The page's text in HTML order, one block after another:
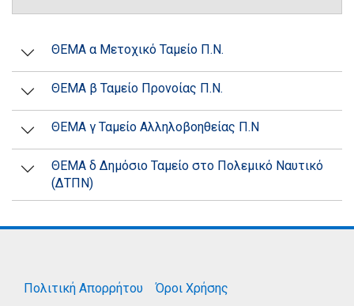
ΘΕΜΑ α Μετοχικό Ταμείο Π.Ν.
ΘΕΜΑ β Ταμείο Προνοίας Π.Ν.
ΘΕΜΑ γ Ταμείο Αλληλοβοηθείας Π.Ν
ΘΕΜΑ δ Δημόσιο Ταμείο στο Πολεμικό Ναυτικό
(ΔΤΠΝ)
Πολιτική Απορρήτου Όροι Χρήσης